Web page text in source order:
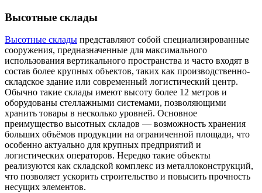
Высотные склады
Высотные склады представляют собой специализированные
сооружения, предназначенные для максимального
использования вертикального пространства и часто входят в
состав более крупных объектов, таких как производственно-
складское здание или современный логистический центр.
Обычно такие склады имеют высоту более 12 метров и
оборудованы стеллажными системами, позволяющими
хранить товары в несколько уровней. Основное
преимущество высотных складов — возможность хранения
больших объёмов продукции на ограниченной площади, что
особенно актуально для крупных предприятий и
логистических операторов. Нередко такие объекты
реализуются как складской комплекс из металлоконструкций,
что позволяет ускорить строительство и повысить прочность
несущих элементов.